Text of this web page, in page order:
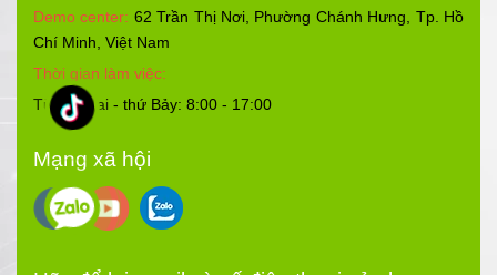
Demo center: 62 Trần Thị Nơi, Phường Chánh Hưng, Tp. Hồ
Chí Minh, Việt Nam
Thời gian làm việc:
Từ thứ Hai - thứ Bảy: 8:00 - 17:00
Mạng xã hội